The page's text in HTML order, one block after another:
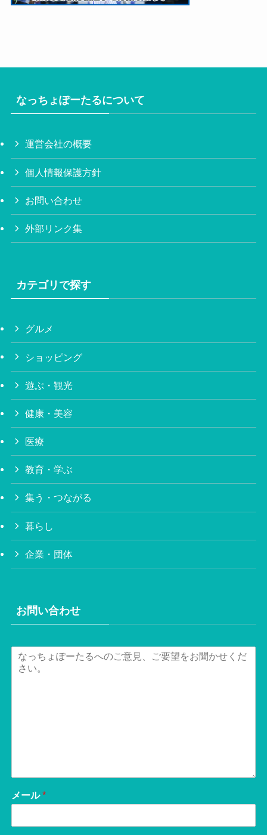
なっちょぽーたるについて
運営会社の概要
個人情報保護方針
お問い合わせ
外部リンク集
カテゴリで探す
グルメ
ショッピング
遊ぶ・観光
健康・美容
医療
教育・学ぶ
集う・つながる
暮らし
企業・団体
お問い合わせ
メール*